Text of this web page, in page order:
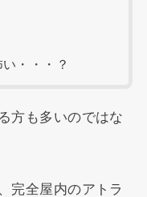
・・・？
方も多いのではな
完全屋内のアトラ